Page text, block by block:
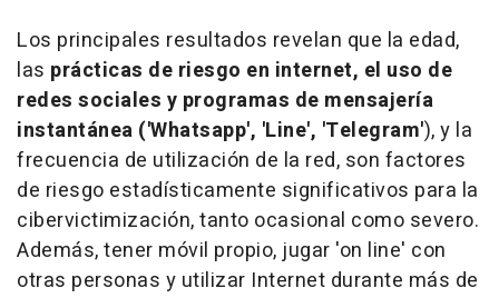
Los principales resultados revelan que la edad,
las prácticas de riesgo en internet, el uso de
redes sociales y programas de mensajería
instantánea ('Whatsapp', 'Line', 'Telegram'), y la
frecuencia de utilización de la red, son factores
de riesgo estadísticamente significativos para la
cibervictimización, tanto ocasional como severo.
Además, tener móvil propio, jugar 'on line' con
otras personas y utilizar Internet durante más de